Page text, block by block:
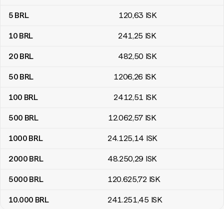
5 BRL 120,63 ISK
10 BRL 241,25 ISK
20 BRL 482,50 ISK
50 BRL 1206,26 ISK
100 BRL 2412,51 ISK
500 BRL 12.062,57 ISK
1000 BRL 24.125,14 ISK
2000 BRL 48.250,29 ISK
5000 BRL 120.625,72 ISK
10.000 BRL 241.251,45 ISK